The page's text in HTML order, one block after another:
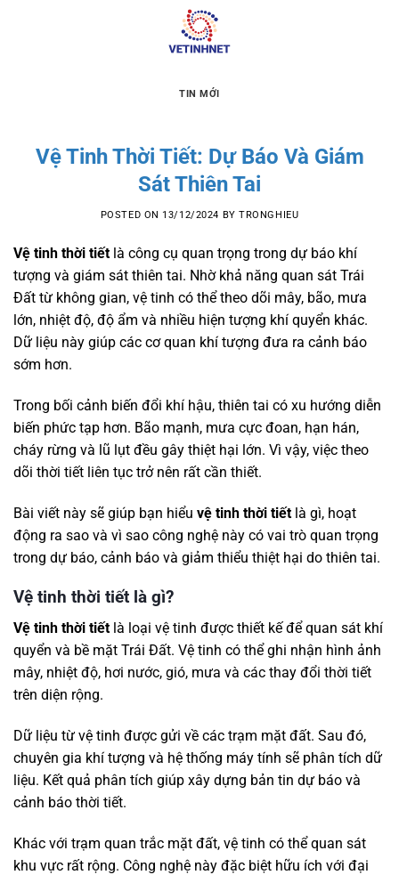
TIN MỚI
Vệ Tinh Thời Tiết: Dự Báo Và Giám
Sát Thiên Tai
POSTED ON 13/12/2024 BYTRONGHIEU
Vệ tinh thời tiết là công cụ quan trọng trong dự báo khí
tượng và giám sát thiên tai. Nhờ khả năng quan sát Trái
Đất từ không gian, vệ tinh có thể theo dõi mây, bão, mưa
lớn, nhiệt độ, độ ẩm và nhiều hiện tượng khí quyển khác.
Dữ liệu này giúp các cơ quan khí tượng đưa ra cảnh báo
sớm hơn.
Trong bối cảnh biến đổi khí hậu, thiên tai có xu hướng diễn
biến phức tạp hơn. Bão mạnh, mưa cực đoan, hạn hán,
cháy rừng và lũ lụt đều gây thiệt hại lớn. Vì vậy, việc theo
dõi thời tiết liên tục trở nên rất cần thiết.
Bài viết này sẽ giúp bạn hiểu vệ tinh thời tiết là gì, hoạt
động ra sao và vì sao công nghệ này có vai trò quan trọng
trong dự báo, cảnh báo và giảm thiểu thiệt hại do thiên tai.
Vệ tinh thời tiết là gì?
Vệ tinh thời tiết là loại vệ tinh được thiết kế để quan sát khí
quyển và bề mặt Trái Đất. Vệ tinh có thể ghi nhận hình ảnh
mây, nhiệt độ, hơi nước, gió, mưa và các thay đổi thời tiết
trên diện rộng.
Dữ liệu từ vệ tinh được gửi về các trạm mặt đất. Sau đó,
chuyên gia khí tượng và hệ thống máy tính sẽ phân tích dữ
liệu. Kết quả phân tích giúp xây dựng bản tin dự báo và
cảnh báo thời tiết.
Khác với trạm quan trắc mặt đất, vệ tinh có thể quan sát
khu vực rất rộng. Công nghệ này đặc biệt hữu ích với đại